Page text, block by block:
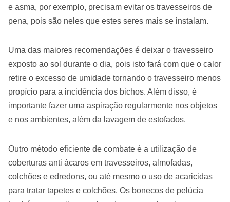
e asma, por exemplo, precisam evitar os travesseiros de
pena, pois são neles que estes seres mais se instalam.
Uma das maiores recomendações é deixar o travesseiro
exposto ao sol durante o dia, pois isto fará com que o calor
retire o excesso de umidade tornando o travesseiro menos
propício para a incidência dos bichos. Além disso, é
importante fazer uma aspiração regularmente nos objetos
e nos ambientes, além da lavagem de estofados.
Outro método eficiente de combate é a utilização de
coberturas anti ácaros em travesseiros, almofadas,
colchões e edredons, ou até mesmo o uso de acaricidas
para tratar tapetes e colchões. Os bonecos de pelúcia